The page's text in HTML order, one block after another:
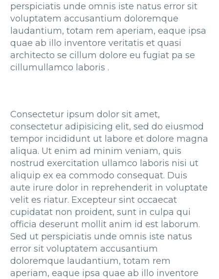
perspiciatis unde omnis iste natus error sit
voluptatem accusantium doloremque
laudantium, totam rem aperiam, eaque ipsa
quae ab illo inventore veritatis et quasi
architecto se cillum dolore eu fugiat pa se
cillumullamco laboris .
Consectetur ipsum dolor sit amet,
consectetur adipisicing elit, sed do eiusmod
tempor incididunt ut labore et dolore magna
aliqua. Ut enim ad minim veniam, quis
nostrud exercitation ullamco laboris nisi ut
aliquip ex ea commodo consequat. Duis
aute irure dolor in reprehenderit in voluptate
velit es riatur. Excepteur sint occaecat
cupidatat non proident, sunt in culpa qui
officia deserunt mollit anim id est laborum.
Sed ut perspiciatis unde omnis iste natus
error sit voluptatem accusantium
doloremque laudantium, totam rem
aperiam, eaque ipsa quae ab illo inventore